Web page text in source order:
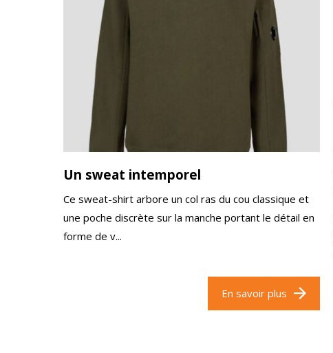
Un sweat intemporel
Ce sweat-shirt arbore un col ras du cou classique et
une poche discrète sur la manche portant le détail en
forme de v...
En savoir plus